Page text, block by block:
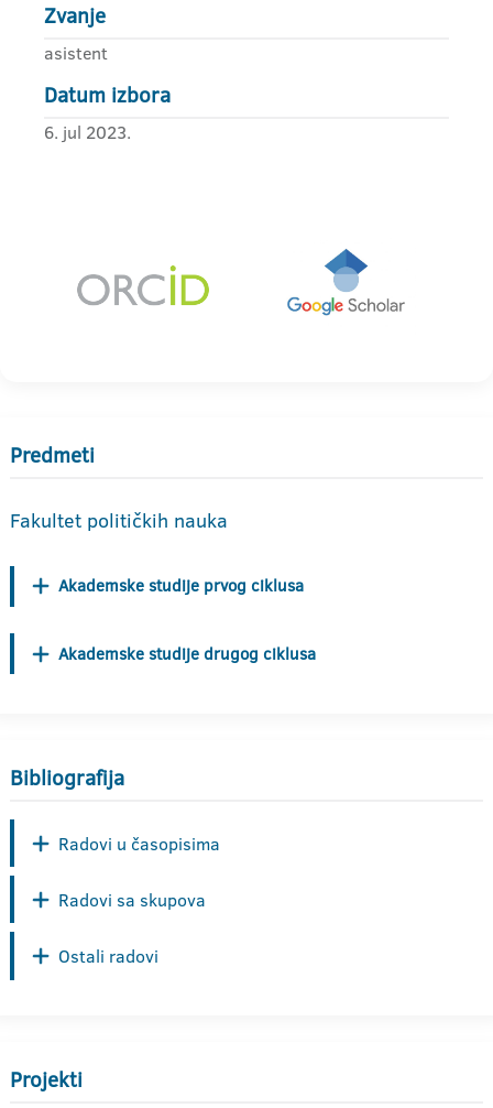
Zvanje
asistent
Datum izbora
6. jul 2023.
Predmeti
Fakultet političkih nauka
Akademske studije prvog ciklusa
Akademske studije drugog ciklusa
Bibliografija
Radovi u časopisima
Radovi sa skupova
Ostali radovi
Projekti